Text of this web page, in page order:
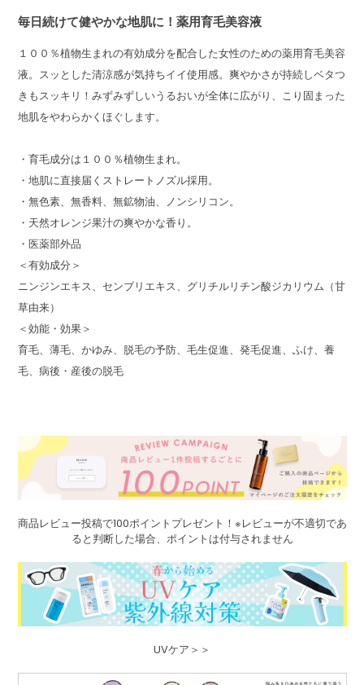
毎日続けて健やかな地肌に！薬用育毛美容液
１００％植物生まれの有効成分を配合した女性のための薬用育毛美容
液。スッとした清涼感が気持ちイイ使用感。爽やかさが持続しベタつ
きもスッキリ！みずみずしいうるおいが全体に広がり、こり固まった
地肌をやわらかくほぐします。
・育毛成分は１００％植物生まれ。
・地肌に直接届くストレートノズル採用。
・無色素、無香料、無鉱物油、ノンシリコン。
・天然オレンジ果汁の爽やかな香り。
・医薬部外品
＜有効成分＞
ニンジンエキス、センブリエキス、グリチルリチン酸ジカリウム（甘
草由来）
＜効能・効果＞
育毛、薄毛、かゆみ、脱毛の予防、毛生促進、発毛促進、ふけ、養
毛、病後・産後の脱毛
商品レビュー投稿で100ポイントプレゼント！※レビューが不適切であ
ると判断した場合、ポイントは付与されません
UVケア＞＞